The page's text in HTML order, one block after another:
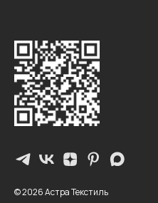
© 2026 Астра Текстиль